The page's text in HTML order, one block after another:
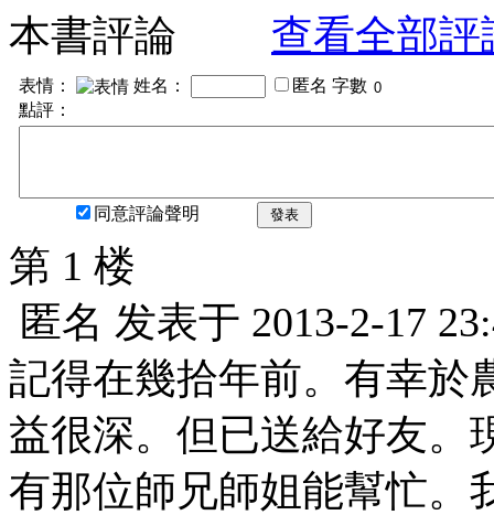
本書評論
查看全部評
表情： 姓名： 匿名 字數
點評：
同意評論聲明 發表
第 1 楼
匿名 发表于 2013-2-17
記得在幾拾年前。有幸於
益很深。但已送給好友。
有那位師兄師姐能幫忙。